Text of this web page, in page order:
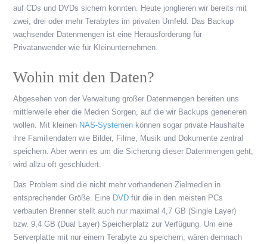
auf CDs und DVDs sichern konnten. Heute jonglieren wir bereits mit
zwei, drei oder mehr Terabytes im privaten Umfeld. Das Backup
wachsender Datenmengen ist eine Herausforderung für
Privatanwender wie für Kleinunternehmen.
Wohin mit den Daten?
Abgesehen von der Verwaltung großer Datenmengen bereiten uns
mittlerweile eher die Medien Sorgen, auf die wir Backups generieren
wollen. Mit kleinen NAS-Systemen können sogar private Haushalte
ihre Familiendaten wie Bilder, Filme, Musik und Dokumente zentral
speichern. Aber wenn es um die Sicherung dieser Datenmengen geht,
wird allzu oft geschludert.
Das Problem sind die nicht mehr vorhandenen Zielmedien in
entsprechender Größe. Eine DVD für die in den meisten PCs
verbauten Brenner stellt auch nur maximal 4,7 GB (Single Layer)
bzw. 9,4 GB (Dual Layer) Speicherplatz zur Verfügung. Um eine
Serverplatte mit nur einem Terabyte zu speichern, wären demnach